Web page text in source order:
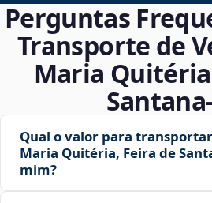
Perguntas
Transporte de
Maria
Qual o valor para
Maria Quitéria, Feira de
mim?